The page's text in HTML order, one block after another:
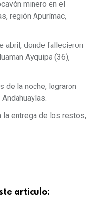
minero en el
región Apurímac,
abril, donde fallecieron
Ayquipa (36),
de la noche, lograron
la entrega de los restos,
articulo: